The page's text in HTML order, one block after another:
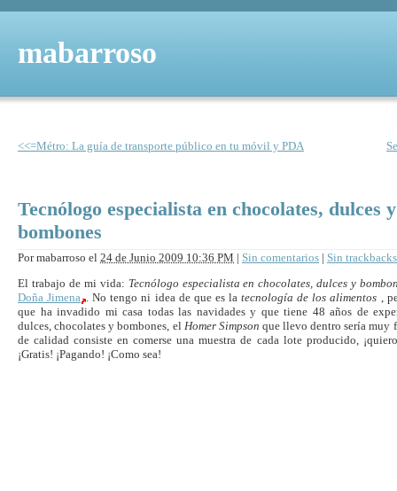
mabarroso
<<=Métro: La guía de transporte público en tu móvil y PDA
Tecnólogo especialista en chocolates, dulces y
bombones
Pormabarroso el 24 de Junio 2009 10:36 PM | Sin comentarios | Sin trackbacks
El trabajo de mi vida: Tecnólogo especialista en chocolates, dulces y
Doña Jimena
. No tengo ni idea de que es latecnología de los alimentos
,
que ha invadido mi casa todas las navidades y que tiene 48 años de
dulces, chocolates y bombones, el Homer Simpson que llevo dentro sería muy
de calidad consiste en comerse una muestra de cada lote producido,
¡Gratis! ¡Pagando! ¡Como sea!